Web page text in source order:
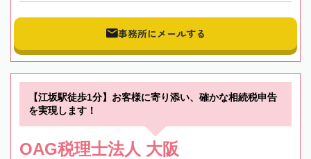
事務所にメールする
【江坂駅徒歩1分】お客様に寄り添い、確かな相続税申告
を実現します！
OAG税理士法人 大阪